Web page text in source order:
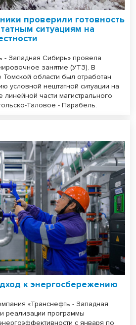
проверили готовность
ситуациям на
- Западная Сибирь» провела
занятие (УТЗ). В
области был отработан
условной нештатной ситуации на
линейной части магистрального
Таловое - Парабель.
к энергосбережению
«Транснефть - Западная
реализации программы
с января по